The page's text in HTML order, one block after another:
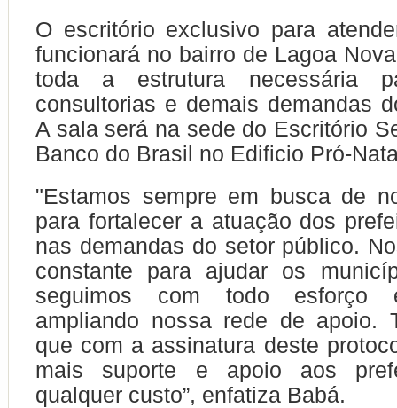
O escritório exclusivo para
funcionará no bairro de Lagoa
toda a estrutura necessária
consultorias e demais demandas
A sala será na sede do Escritório
Banco do Brasil no Edificio Pró-
"Estamos sempre em busca de
para fortalecer a atuação dos
nas demandas do setor público.
constante para ajudar os
seguimos com todo esforço
ampliando nossa rede de apoio.
que com a assinatura deste
mais suporte e apoio aos
qualquer custo”, enfatiza Babá.